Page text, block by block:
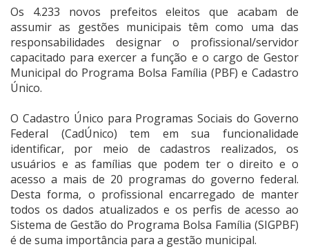
Os 4.233 novos prefeitos eleitos que acabam de
assumir as gestões municipais têm como uma das
responsabilidades designar o profissional/servidor
capacitado para exercer a função e o cargo de Gestor
Municipal do Programa Bolsa Família (PBF) e Cadastro
Único.
O Cadastro Único para Programas Sociais do Governo
Federal (CadÚnico) tem em sua funcionalidade
identificar, por meio de cadastros realizados, os
usuários e as famílias que podem ter o direito e o
acesso a mais de 20 programas do governo federal.
Desta forma, o profissional encarregado de manter
todos os dados atualizados e os perfis de acesso ao
Sistema de Gestão do Programa Bolsa Família (SIGPBF)
é de suma importância para a gestão municipal.